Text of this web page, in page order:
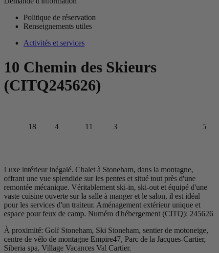
Politique de réservation
Renseignements utiles
Activités et services
10 Chemin des Skieurs
(CITQ245626)
18 4 11 3 5
Luxe intérieur inégalé. Chalet à Stoneham, dans la montagne,
offrant une vue splendide sur les pentes et situé tout près d'une
remontée mécanique. Véritablement ski-in, ski-out et équipé d'une
vaste cuisine ouverte sur la salle à manger et le salon, il est idéal
pour les services d'un traiteur. Aménagement extérieur unique et
espace pour feux de camp. Numéro d'hébergement (CITQ): 245626
À proximité: Golf Stoneham, Ski Stoneham, sentier de motoneige,
centre de vélo de montagne Empire47, Parc de la Jacques-Cartier,
Siberia spa, Village Vacances Val Cartier.